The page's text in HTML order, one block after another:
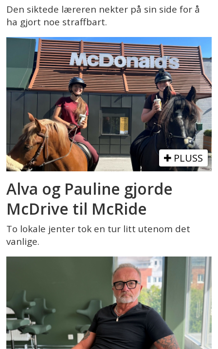
Den siktede læreren nekter på sin side for å
ha gjort noe straffbart.
PLUSS
Alva og Pauline gjorde
McDrive til McRide
To lokale jenter tok en tur litt utenom det
vanlige.